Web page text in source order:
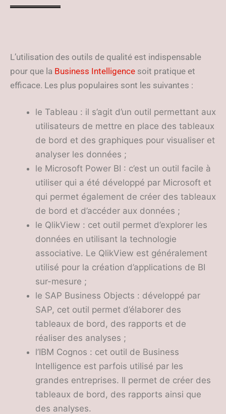
L’utilisation des outils de qualité est indispensable
pour que la Business Intelligence soit pratique et
efficace. Les plus populaires sont les suivantes :
le Tableau : il s’agit d’un outil permettant aux
utilisateurs de mettre en place des tableaux
de bord et des graphiques pour visualiser et
analyser les données ;
le Microsoft Power BI : c’est un outil facile à
utiliser qui a été développé par Microsoft et
qui permet également de créer des tableaux
de bord et d’accéder aux données ;
le QlikView : cet outil permet d’explorer les
données en utilisant la technologie
associative. Le QlikView est généralement
utilisé pour la création d’applications de BI
sur-mesure ;
le SAP Business Objects : développé par
SAP, cet outil permet d’élaborer des
tableaux de bord, des rapports et de
réaliser des analyses ;
l’IBM Cognos : cet outil de Business
Intelligence est parfois utilisé par les
grandes entreprises. Il permet de créer des
tableaux de bord, des rapports ainsi que
des analyses.